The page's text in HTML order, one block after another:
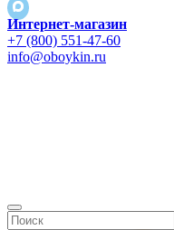
Интернет-магазин
+7 (800) 551-47-60
info@oboykin.ru